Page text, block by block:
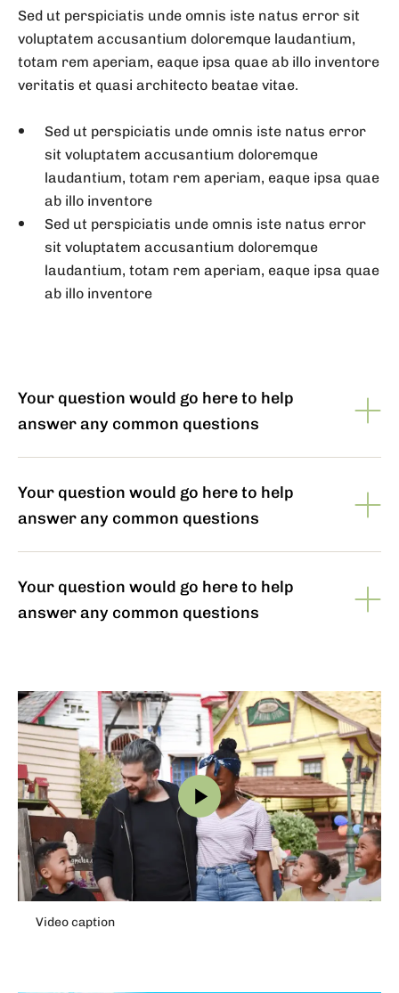
Sed ut perspiciatis unde omnis iste natus error sit
voluptatem accusantium doloremque laudantium,
totam rem aperiam, eaque ipsa quae ab illo inventore
veritatis et quasi architecto beatae vitae.
Sed ut perspiciatis unde omnis iste natus error
sit voluptatem accusantium doloremque
laudantium, totam rem aperiam, eaque ipsa quae
ab illo inventore
Sed ut perspiciatis unde omnis iste natus error
sit voluptatem accusantium doloremque
laudantium, totam rem aperiam, eaque ipsa quae
ab illo inventore
Your question would go here to help
answer any common questions
Your question would go here to help
answer any common questions
Your question would go here to help
answer any common questions
Video caption